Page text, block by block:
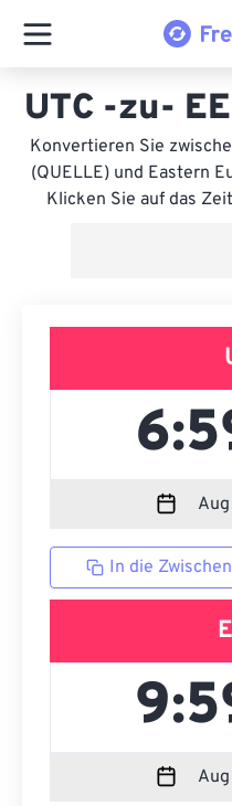
UTC -zu-
Konvertieren Sie
(QUELLE) und Eastern
Klicken Sie auf das
In die